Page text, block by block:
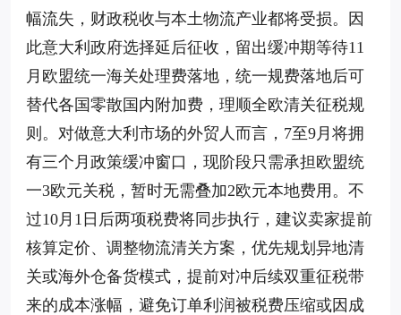
幅流失，财政税收与本土物流产业都将受损。因
此意大利政府选择延后征收，留出缓冲期等待11
月欧盟统一海关处理费落地，统一规费落地后可
替代各国零散国内附加费，理顺全欧清关征税规
则。对做意大利市场的外贸人而言，7至9月将拥
有三个月政策缓冲窗口，现阶段只需承担欧盟统
一3欧元关税，暂时无需叠加2欧元本地费用。不
过10月1日后两项税费将同步执行，建议卖家提前
核算定价、调整物流清关方案，优先规划异地清
关或海外仓备货模式，提前对冲后续双重征税带
来的成本涨幅，避免订单利润被税费压缩或因成